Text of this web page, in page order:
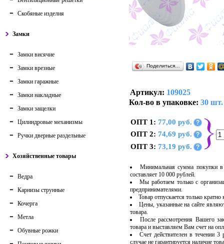
Скобяные изделия
Замки
Замки висячие
Замки врезные
Замки гаражные
Замки накладные
Замки защелки
Цилиндровые механизмы
Ручки дверные раздельные
Хозяйственные товары
Ведра
Карнизы струнные
Кочерга
Метла
Обувные рожки
Поделиться…
Артикул: 109025
Кол-во в упаковке: 30 шт.
ОПТ 1: 77,00 руб. ?
ОПТ 2: 74,69 руб. ?
ОПТ 3: 73,19 руб. ?
Минимальная сумма покупки в
составляет 10 000 рублей.
Мы работаем только с
предпринимателями.
Товар отпускается только
Цены, указанные на сайте
товара.
После рассмотрения Вашего
товара и выставляем Вам счет на
Счет действителен в течении
случае не гарантируется наличие